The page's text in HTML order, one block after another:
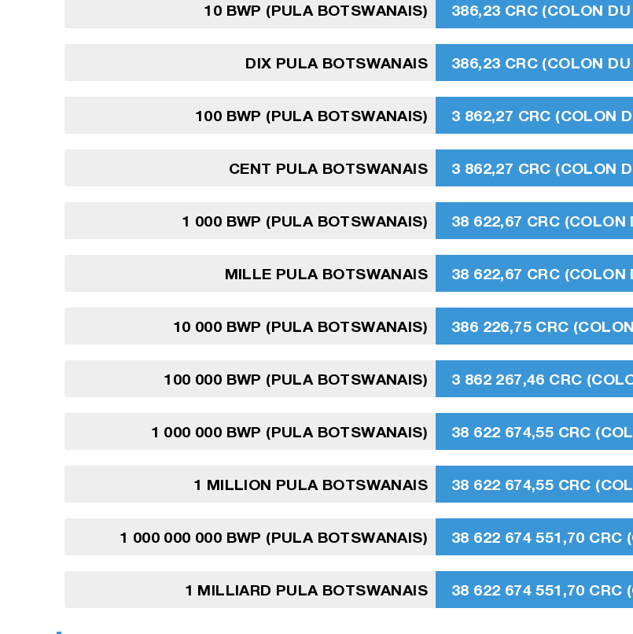
10 BWP (PULA BOTSWANAIS) 386,23 CRC (COLON
DIX PULA BOTSWANAIS 386,23 CRC (COLON
100 BWP (PULA BOTSWANAIS) 3 862,27 CRC (COLON
CENT PULA BOTSWANAIS 3 862,27 CRC (COLON
1 000 BWP (PULA BOTSWANAIS) 38 622,67 CRC (COLON
MILLE PULA BOTSWANAIS 38 622,67 CRC (COLON
10 000 BWP (PULA BOTSWANAIS) 386 226,75 CRC
100 000 BWP (PULA BOTSWANAIS) 3 862 267,46 CRC
1 000 000 BWP (PULA BOTSWANAIS) 38 622 674,55 CRC
1 MILLION PULA BOTSWANAIS 38 622 674,55 CRC
1 000 000 000 BWP (PULA BOTSWANAIS) 38 622 674 551,70 CRC
1 MILLIARD PULA BOTSWANAIS 38 622 674 551,70 CRC